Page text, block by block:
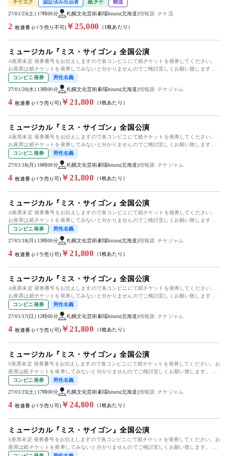
チケエク
認証済み出品者 紙チケ 郵送
27/01/23(土) 17時00分 札幌文化芸術劇場hitaru(北海道)情報源: チケ流
2 枚連番 (バラ売り不可) ￥25,000 （1枚あたり）
ミュージカル『ミス・サイゴン』全国公演
A座席未定 発券番号をお伝えしますので各コンビニにて紙チケットを発券してください。
お座席は紙チケットを発券してみないと分かりませんのでご検討宜しくお願い致します。
出演］駒田一 / ルミーナ ...
コンビニ発券 男性名義
27/01/20(水) 13時00分 札幌文化芸術劇場hitaru(北海道)情報源: チケジャム
4 枚連番 (バラ売り可) ￥21,800 （1枚あたり）
ミュージカル『ミス・サイゴン』全国公演
A座席未定 発券番号をお伝えしますので各コンビニにて紙チケットを発券してください。
お座席は紙チケットを発券してみないと分かりませんのでご検討宜しくお願い致します。
出演］駒田一 / ルミーナ ...
コンビニ発券 男性名義
27/01/18(月) 18時00分 札幌文化芸術劇場hitaru(北海道)情報源: チケジャム
4 枚連番 (バラ売り可) ￥21,800 （1枚あたり）
ミュージカル『ミス・サイゴン』全国公演
A座席未定 発券番号をお伝えしますので各コンビニにて紙チケットを発券してください。
お座席は紙チケットを発券してみないと分かりませんのでご検討宜しくお願い致します。
出演］桐山照史 / 屋比久知...
コンビニ発券 男性名義
27/01/18(月) 13時00分 札幌文化芸術劇場hitaru(北海道)情報源: チケジャム
4 枚連番 (バラ売り可) ￥21,800 （1枚あたり）
ミュージカル『ミス・サイゴン』全国公演
A座席未定 発券番号をお伝えしますので各コンビニにて紙チケットを発券してください。
お座席は紙チケットを発券してみないと分かりませんのでご検討宜しくお願い致します。
出演］東山義久 / 清水美依...
コンビニ発券 男性名義
27/01/17(日) 12時00分 札幌文化芸術劇場hitaru(北海道)情報源: チケジャム
4 枚連番 (バラ売り可) ￥21,800 （1枚あたり）
ミュージカル『ミス・サイゴン』全国公演
S座席未定 発券番号をお伝えしますので各コンビニにて紙チケットを発券してください。お
座席は紙チケットを発券してみないと分かりませんのでご検討宜しくお願い致します。 出
演］東山義久 / 清水美依...
コンビニ発券 男性名義
27/01/23(土) 17時00分 札幌文化芸術劇場hitaru(北海道)情報源: チケジャム
4 枚連番 (バラ売り可) ￥24,800 （1枚あたり）
ミュージカル『ミス・サイゴン』全国公演
S座席未定 発券番号をお伝えしますので各コンビニにて紙チケットを発券してください。お
座席は紙チケットを発券してみないと分かりませんのでご検討宜しくお願い致します。 出
演］駒田一 / 屋比久知奈...